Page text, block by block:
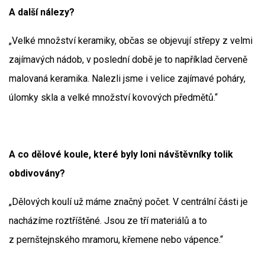
A další nálezy?
„Velké množství keramiky, občas se objevují střepy z velmi
zajímavých nádob, v poslední době je to například červeně
malovaná keramika. Nalezli jsme i velice zajímavé poháry,
úlomky skla a velké množství kovových předmětů.“
A co dělové koule, které byly loni návštěvníky tolik
obdivovány?
„Dělových koulí už máme značný počet. V centrální části je
nacházíme roztříštěné. Jsou ze tří materiálů a to
z pernštejnského mramoru, křemene nebo vápence.“